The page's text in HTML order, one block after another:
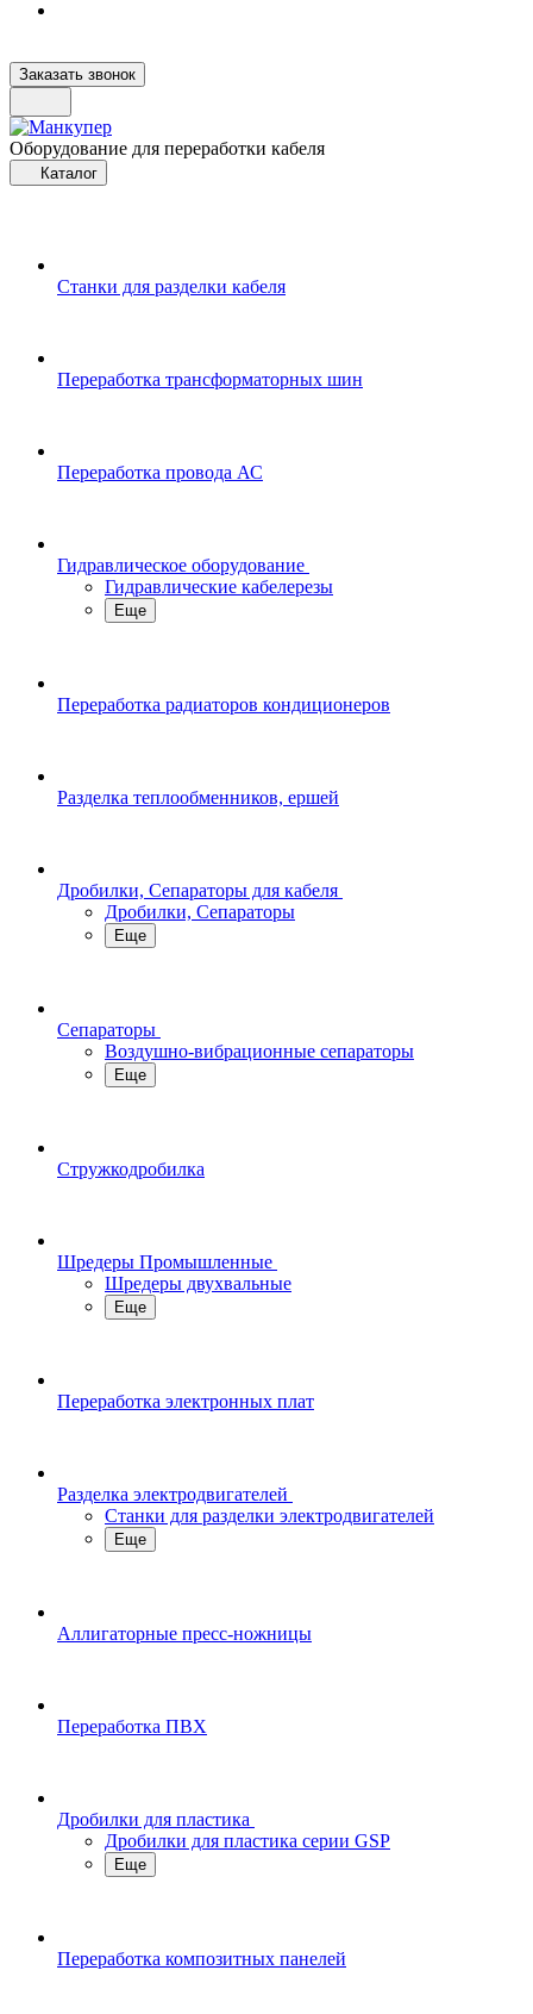
Заказать звонок
Оборудование для переработки кабеля
Каталог
Станки для разделки кабеля
Переработка трансформаторных шин
Переработка провода АС
Гидравлическое оборудование
Гидравлические кабелерезы
Еще
Переработка радиаторов кондиционеров
Разделка теплообменников, ершей
Дробилки, Сепараторы для кабеля
Дробилки, Сепараторы
Еще
Сепараторы
Воздушно-вибрационные сепараторы
Еще
Стружкодробилка
Шредеры Промышленные
Шредеры двухвальные
Еще
Переработка электронных плат
Разделка электродвигателей
Станки для разделки электродвигателей
Еще
Аллигаторные пресс-ножницы
Переработка ПВХ
Дробилки для пластика
Дробилки для пластика серии GSP
Еще
Переработка композитных панелей